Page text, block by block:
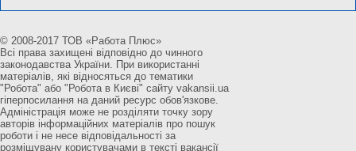
© 2008-2017 ТОВ «Работа Плюс»
Всі права захищені відповідно до чинного
законодавства України. При використанні
матеріалів, які відносяться до тематики
"Робота" або "Робота в Києві" сайту vakansii.ua
гіперпосилання на даний ресурс обов'язкове.
Адміністрація може не розділяти точку зору
авторів інформаційних матеріалів про пошук
роботи і не несе відповідальності за
розміщувану користувачами в тексті вакансії